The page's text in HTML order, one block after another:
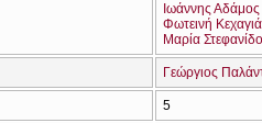
Ιωάννης Αδάμος
Φωτεινή Κεχαγιά
Μαρία
Γεώργιος
5